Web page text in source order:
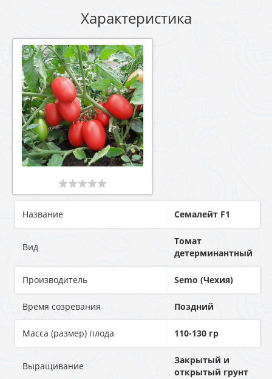
Характеристика
Название Семалейт F1
Вид
Томат
детерминантный
Производитель Semo (Чехия)
Время созревания Поздний
Масса (размер) плода 110-130 гр
Выращивание
Закрытый и
открытый грунт